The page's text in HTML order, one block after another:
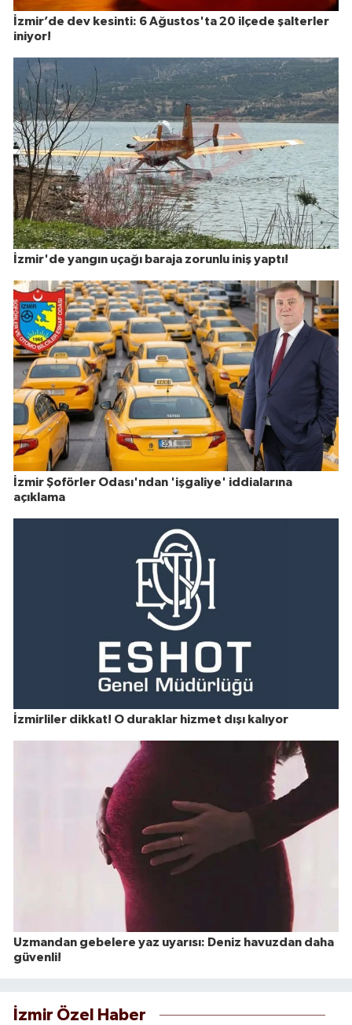
İzmir’de dev kesinti: 6 Ağustos'ta 20 ilçede şalterler
iniyor!
İzmir'de yangın uçağı baraja zorunlu iniş yaptı!
İzmir Şoförler Odası'ndan 'işgaliye' iddialarına
açıklama
İzmirliler dikkat! O duraklar hizmet dışı kalıyor
Uzmandan gebelere yaz uyarısı: Deniz havuzdan daha
güvenli!
İzmir Özel Haber